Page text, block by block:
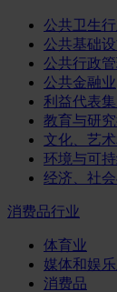
公共卫生
公共基础
公共行政
公共金融业
利益代表
教育与研
文化、艺
环境与可
经济、社
消费品行业
体育业
媒体和娱
消费品